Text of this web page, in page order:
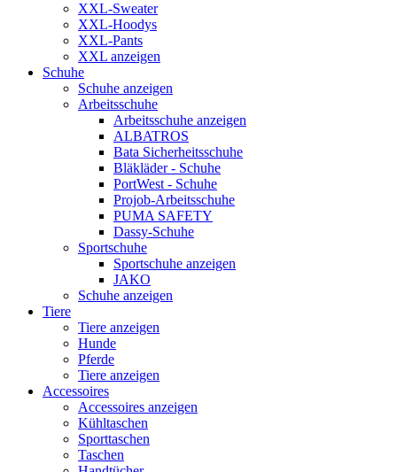
XXL-Sweater
XXL-Hoodys
XXL-Pants
XXL anzeigen
Schuhe
Schuhe anzeigen
Arbeitsschuhe
Arbeitsschuhe anzeigen
ALBATROS
Bata Sicherheitsschuhe
Bläkläder - Schuhe
PortWest - Schuhe
Projob-Arbeitsschuhe
PUMA SAFETY
Dassy-Schuhe
Sportschuhe
Sportschuhe anzeigen
JAKO
Schuhe anzeigen
Tiere
Tiere anzeigen
Hunde
Pferde
Tiere anzeigen
Accessoires
Accessoires anzeigen
Kühltaschen
Sporttaschen
Taschen